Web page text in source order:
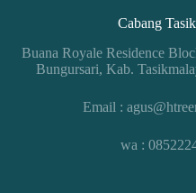
Cabang
Buana Royale Residence
Bungursari, Kab.
Email :
wa :